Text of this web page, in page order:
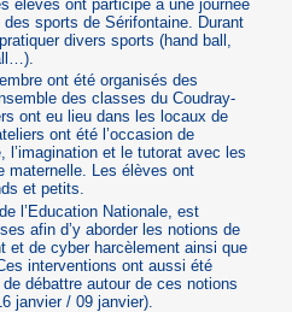
élèves ont participé à une journée
sports de Sérifontaine. Durant
divers sports (hand ball,
ont été organisés des
des classes du Coudray-
ont eu lieu dans les locaux de
ont été l’occasion de
l’imagination et le tutorat avec les
maternelle. Les élèves ont
et petits.
l’Education Nationale, est
afin d’y aborder les notions de
et de cyber harcèlement ainsi que
interventions ont aussi été
de débattre autour de ces notions
janvier / 09 janvier).